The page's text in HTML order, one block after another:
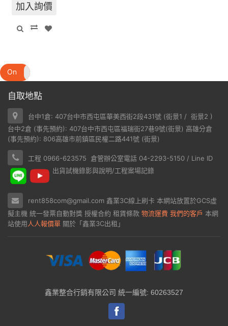
加入詢價
On
自取地點
台中1倉: 407台中市西屯區華美西街2段431號 (街景1 / 街景2 )
台中2倉 (事先預約): 407台中市西屯區福瑞街27巷9號(街景) 高雄分倉
(事先預約): 806高雄市前鎮區民權二路441號 (街景)
工程 0966-623575 倉管辦公室電話 04-2293-5150 / Line ID
出貨試機錄影與說明/工程案場記錄
rent858com@gmail.com 鑫業3C線上刷卡 本網站放置於GCS虛
擬主機 統一發票自動對獎 授權合約 租賃條款 物流運費 我們的客戶 本網
站使用人人報價單 關於「鑫業3C出租」
鑫業整合行銷有限公司 統一編號: 60263527